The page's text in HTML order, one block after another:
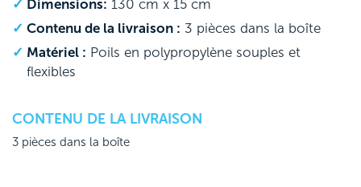
Dimensions: 130 cm x 15 cm
Contenu de la livraison : 3 pièces dans la boîte
Matériel : Poils en polypropylène souples et
flexibles
CONTENU DE LA LIVRAISON
3 pièces dans la boîte